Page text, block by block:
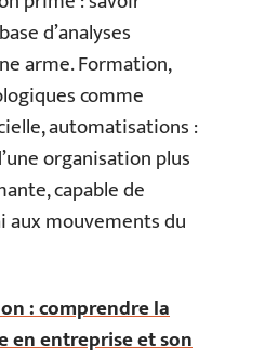
d’analyses
arme. Formation,
comme
automatisations :
organisation plus
capable de
aux mouvements du
: comprendre la
en entreprise et son